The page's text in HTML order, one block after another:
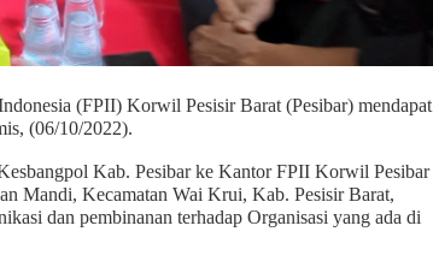
(FPII) Korwil Pesisir Barat (Pesibar) mendapat
(06/10/2022).
Kab. Pesibar ke Kantor FPII Korwil Pesibar
Mandi, Kecamatan Wai Krui, Kab. Pesisir Barat,
dan pembinanan terhadap Organisasi yang ada di